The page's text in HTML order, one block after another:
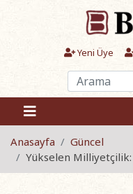
Yeni Üye
Anasayfa
Güncel
Yükselen Milliyetçilik: